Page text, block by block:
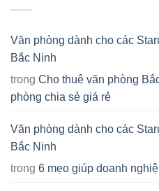
Văn phòng dành cho các
Bắc Ninh
trong Cho thuê văn phòng
phòng chia sẻ giá rẻ
Văn phòng dành cho các
Bắc Ninh
trong 6 mẹo giúp doanh